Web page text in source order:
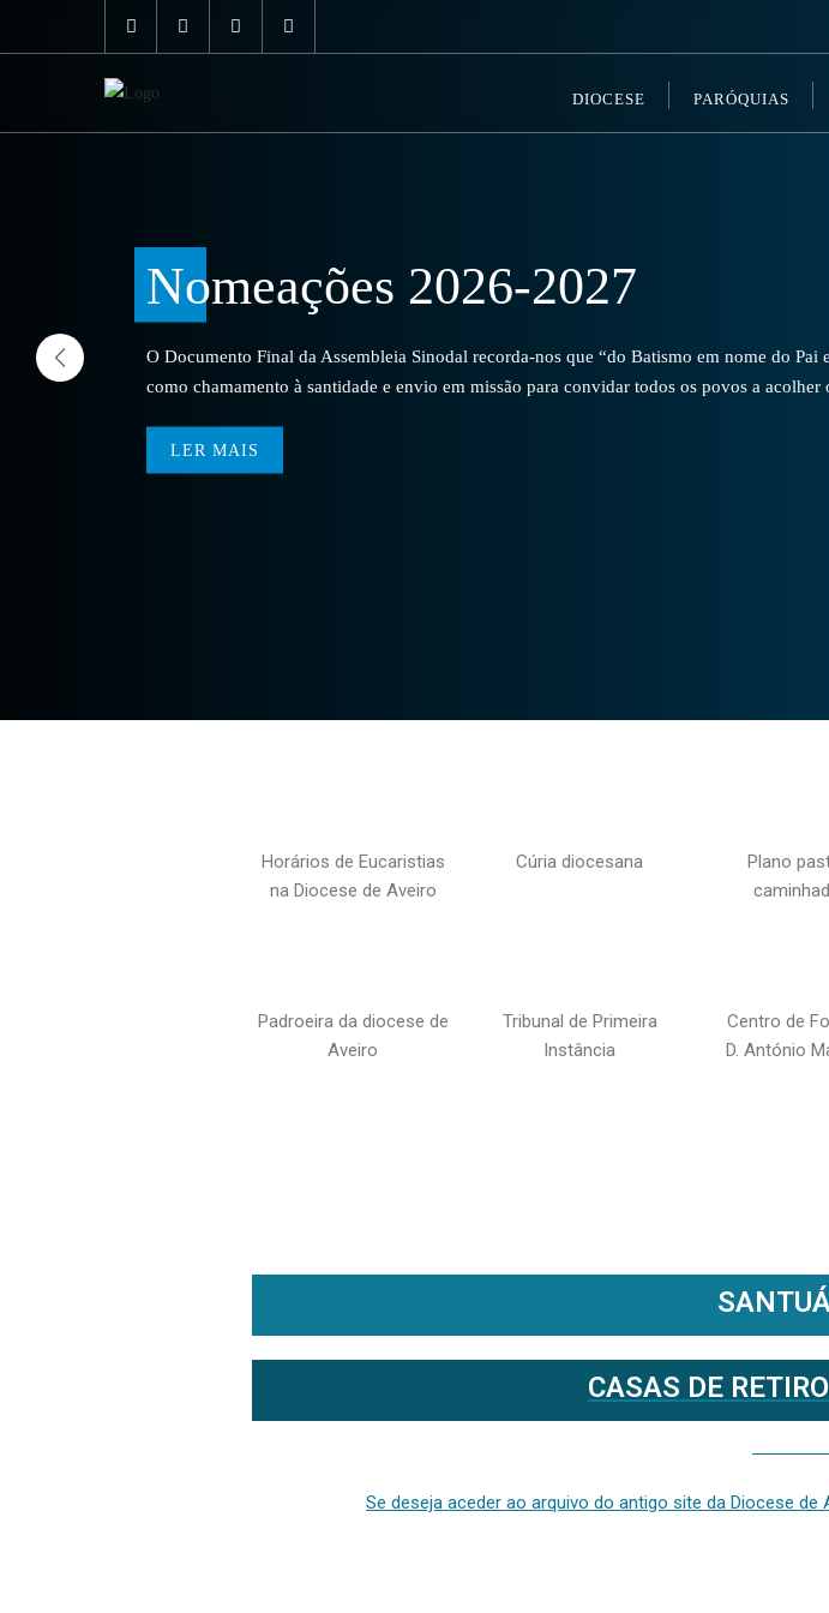
DIOCESE PARÓQUIAS
Nomeações 2026-2027
O Documento Final da Assembleia Sinodal recorda-nos que “do Batismo em nome do
como chamamento à santidade e envio em missão para convidar todos os povos a acolher
LER MAIS
Horários de Eucaristias
na Diocese de Aveiro
Cúria diocesana
Plano
Padroeira da diocese de
Aveiro
Tribunal de Primeira
Instância
Centro de
D. António
CASAS DE
Se deseja aceder ao arquivo do antigo site da Diocese